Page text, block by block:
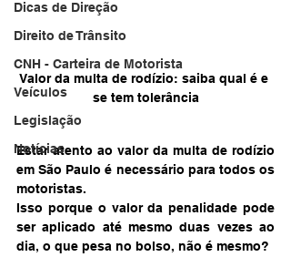
Dicas de Direção
Direito de Trânsito
CNH - Carteira de Motorista
Veículos
Legislação
Notícias
Valor da multa de rodízio: saiba qual é e
se tem tolerância
Estar atento ao valor da multa de rodízio
em São Paulo é necessário para todos os
motoristas.
Isso porque o valor da penalidade pode
ser aplicado até mesmo duas vezes ao
dia, o que pesa no bolso, não é mesmo?